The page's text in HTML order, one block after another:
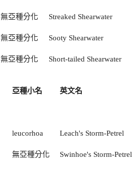
無亞種分化 Streaked Shearwater
無亞種分化 Sooty Shearwater
無亞種分化 Short-tailed Shearwater
亞種小名 英文名
leucorhoa Leach's Storm-Petrel
無亞種分化 Swinhoe's Storm-Petrel